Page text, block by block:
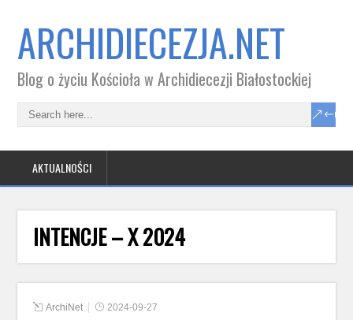
ARCHIDIECEZJA.NET
Blog o życiu Kościoła w Archidiecezji Białostockiej
AKTUALNOŚCI
INTENCJE – X 2024
ArchiNet 2024-09-27